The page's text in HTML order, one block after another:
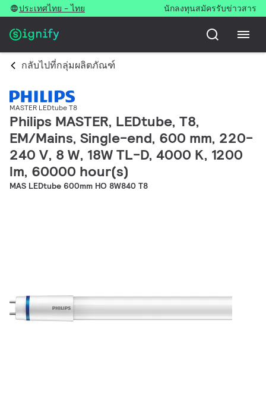
ประเทศไทย - ไทย นักลงทุนสมัครรับข่าวสาร
กลับไปที่กลุ่มผลิตภัณฑ์
MASTER LEDtube T8
Philips MASTER, LEDtube, T8,
EM/Mains, Single-end, 600 mm, 220-
240 V, 8 W, 18W TL-D, 4000 K, 1200
lm, 60000 hour(s)
MAS LEDtube 600mm HO 8W840 T8